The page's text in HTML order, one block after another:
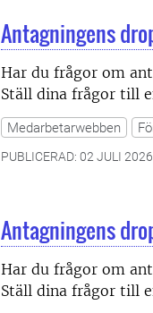
Antagningens
Har du frågor om
Ställ dina frågor till
Medarbetarwebben
PUBLICERAD: 02 JULI 2026
Antagningens
Har du frågor om
Ställ dina frågor till